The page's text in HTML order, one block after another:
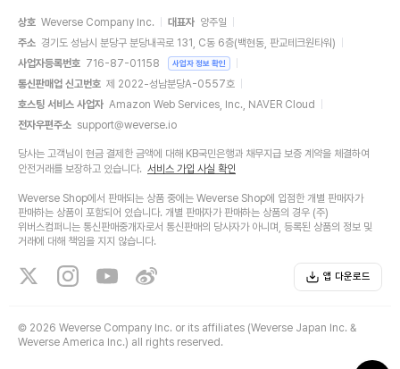
상호 Weverse Company Inc. 대표자 양주일
주소 경기도 성남시 분당구 분당내곡로 131, C동 6층(백현동, 판교테크원타워)
사업자등록번호 716-87-01158 사업자 정보 확인
통신판매업 신고번호 제 2022-성남분당A-0557호
호스팅 서비스 사업자 Amazon Web Services, Inc., NAVER Cloud
전자우편주소 support@weverse.io
당사는 고객님이 현금 결제한 금액에 대해 KB국민은행과 채무지급 보증 계약을 체결하여
안전거래를 보장하고 있습니다. 서비스 가입 사실 확인
Weverse Shop에서 판매되는 상품 중에는 Weverse Shop에 입점한 개별 판매자가
판매하는 상품이 포함되어 있습니다. 개별 판매자가 판매하는 상품의 경우 (주)
위버스컴퍼니는 통신판매중개자로서 통신판매의 당사자가 아니며, 등록된 상품의 정보 및
거래에 대해 책임을 지지 않습니다.
앱 다운로드
© 2026 Weverse Company Inc. or its affiliates (Weverse Japan Inc. &
Weverse America Inc.) all rights reserved.